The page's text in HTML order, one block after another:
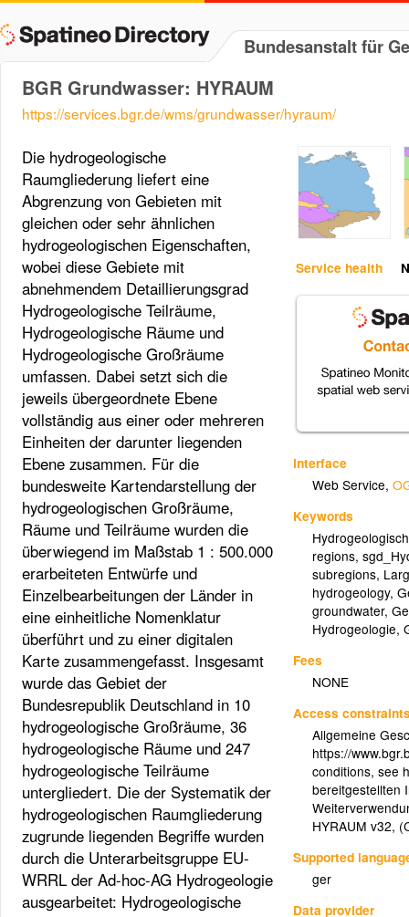
Bundesanstalt für
BGR Grundwasser: HYRAUM
https://services.bgr.de/wms/grundwasser/hyraum/
Service health
Interface
Web Service,
Keywords
regions,
subregions,
hydrogeology,
groundwater,
Hydrogeologie,
Fees
NONE
Access
Allgemeine
https://
conditions, see
bereitgestellten
HYRAUM v32,
Supported
ger
Data provider
Die hydrogeologische
Raumgliederung liefert eine
Abgrenzung von Gebieten mit
gleichen oder sehr ähnlichen
hydrogeologischen Eigenschaften,
wobei diese Gebiete mit
abnehmendem Detaillierungsgrad
Hydrogeologische Teilräume,
Hydrogeologische Räume und
Hydrogeologische Großräume
umfassen. Dabei setzt sich die
jeweils übergeordnete Ebene
vollständig aus einer oder mehreren
Einheiten der darunter liegenden
Ebene zusammen. Für die
bundesweite Kartendarstellung der
hydrogeologischen Großräume,
Räume und Teilräume wurden die
überwiegend im Maßstab 1 : 500.000
erarbeiteten Entwürfe und
Einzelbearbeitungen der Länder in
eine einheitliche Nomenklatur
überführt und zu einer digitalen
Karte zusammengefasst. Insgesamt
wurde das Gebiet der
Bundesrepublik Deutschland in 10
hydrogeologische Großräume, 36
hydrogeologische Räume und 247
hydrogeologische Teilräume
untergliedert. Die der Systematik der
hydrogeologischen Raumgliederung
zugrunde liegenden Begriffe wurden
durch die Unterarbeitsgruppe EU-
WRRL der Ad-hoc-AG Hydrogeologie
ausgearbeitet: Hydrogeologische